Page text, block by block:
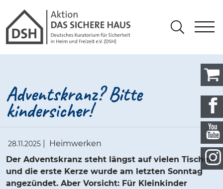
Gathmann Michaelis und
Suchen
Adventskranz? Bitte
kindersicher!
28.11.2025
Heimwerken
Der Adventskranz steht längst auf vielen Tischen
und die erste Kerze wurde am letzten Sonntag
angezündet. Aber Vorsicht: Für Kleinkinder